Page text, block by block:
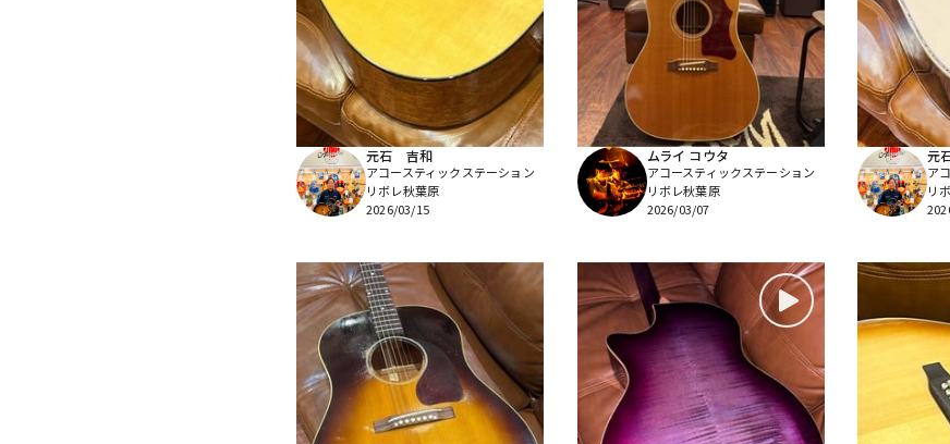
元石 吉和
アコースティックステーション
リボレ秋葉原
2026/03/15
ムライ コウタ
アコースティックステーション
リボレ秋葉原
2026/03/07
元
ア
リ